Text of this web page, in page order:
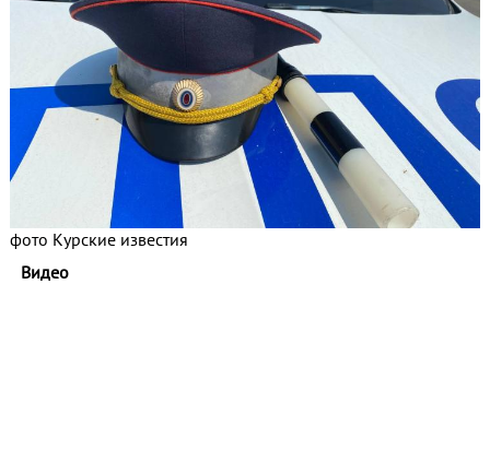
фото Курские известия
Видео